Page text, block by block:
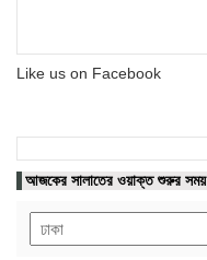
Like us on Facebook
আজকের সালাতের ওয়াক্ত শুরুর সময়